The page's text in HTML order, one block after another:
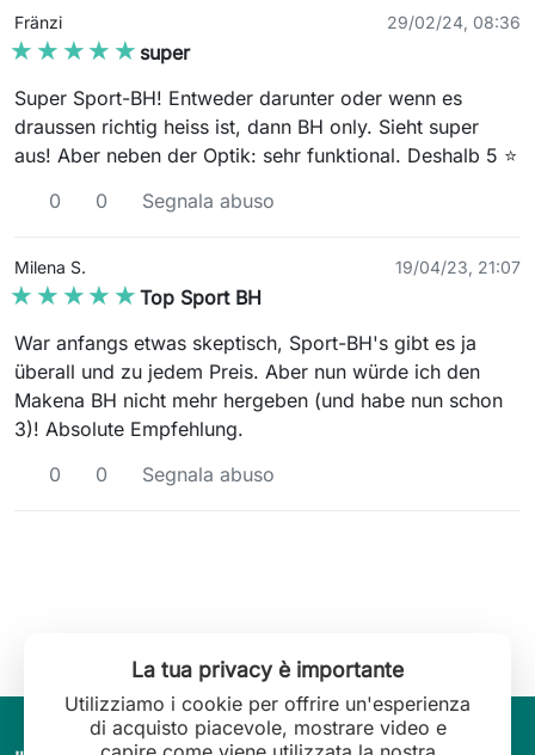
Fränzi 29/02/24, 08:36
★★★★★
★★★★★ super
Super Sport-BH! Entweder darunter oder wenn es
draussen richtig heiss ist, dann BH only. Sieht super
aus! Aber neben der Optik: sehr funktional. Deshalb 5 ⭐️
0
0 Segnala abuso
Milena S. 19/04/23, 21:07
★★★★★
★★★★★ Top Sport BH
War anfangs etwas skeptisch, Sport-BH's gibt es ja
überall und zu jedem Preis. Aber nun würde ich den
Makena BH nicht mehr hergeben (und habe nun schon
3)! Absolute Empfehlung.
0
0 Segnala abuso
La tua privacy è importante
Utilizziamo i cookie per offrire un'esperienza
di acquisto piacevole, mostrare video e